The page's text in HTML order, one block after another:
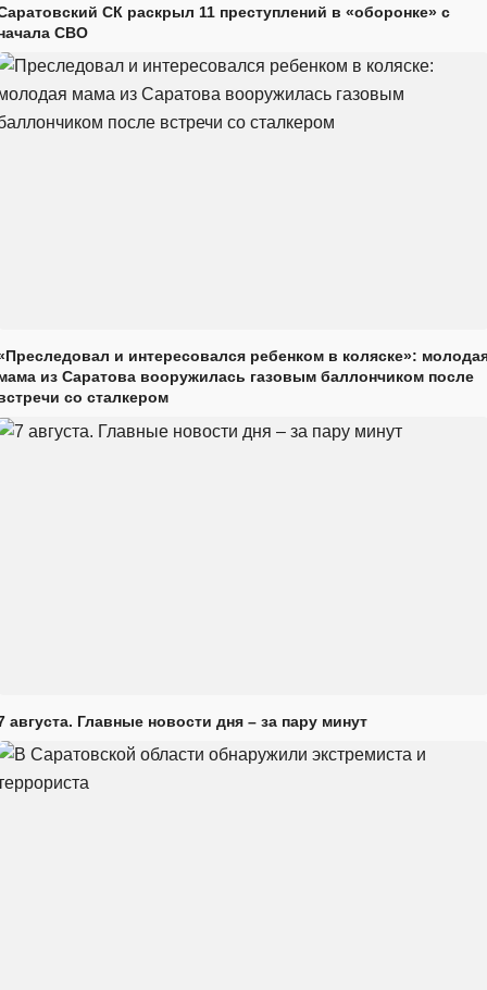
СК раскрыл 11 преступлений в «оборонке» с
СВО
и интересовался ребенком в коляске»:
из Саратова вооружилась газовым баллончиком после
со сталкером
августа. Главные новости дня – за пару минут